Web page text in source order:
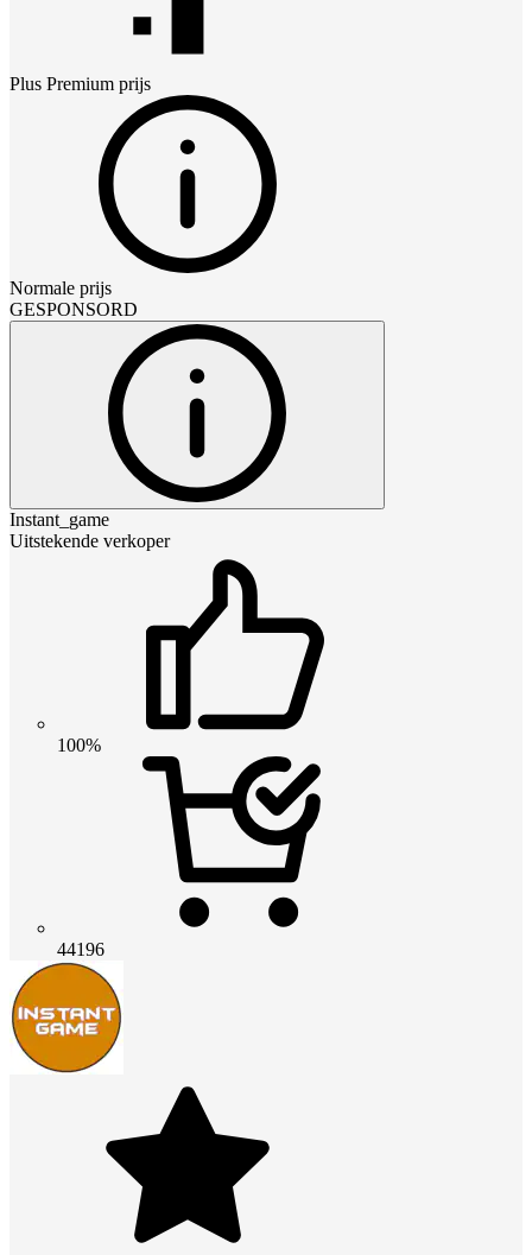
Plus Premium prijs
Normale prijs
GESPONSORD
Instant_game
Uitstekende verkoper
100%
44196